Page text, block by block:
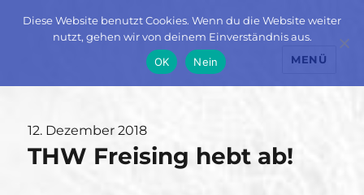
MENÜ
Veröffentlicht
am
12. Dezember 2018
THW Freising hebt ab!
Diese Website benutzt Cookies. Wenn du die Website weiter
nutzt, gehen wir von deinem Einverständnis aus.
OK
Nein